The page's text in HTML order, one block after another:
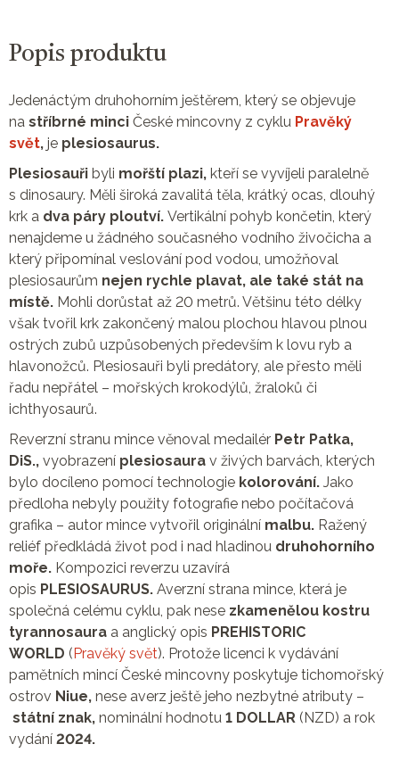
Popis produktu
Jedenáctým druhohorním ještěrem, který se objevuje
na stříbrné minci České mincovny z cyklu Pravěký
svět, je plesiosaurus.
Plesiosauři byli mořští plazi, kteří se vyvíjeli paralelně
s dinosaury. Měli široká zavalitá těla, krátký ocas, dlouhý
krk a dva páry ploutví. Vertikální pohyb končetin, který
nenajdeme u žádného současného vodního živočicha a
který připomínal veslování pod vodou, umožňoval
plesiosaurům nejen rychle plavat, ale také stát na
místě. Mohli dorůstat až 20 metrů. Většinu této délky
však tvořil krk zakončený malou plochou hlavou plnou
ostrých zubů uzpůsobených především k lovu ryb a
hlavonožců. Plesiosauři byli predátory, ale přesto měli
řadu nepřátel – mořských krokodýlů, žraloků či
ichthyosaurů.
Reverzní stranu mince věnoval medailér Petr Patka,
DiS., vyobrazení plesiosaura v živých barvách, kterých
bylo docíleno pomocí technologie kolorování. Jako
předloha nebyly použity fotografie nebo počítačová
grafika – autor mince vytvořil originální malbu. Ražený
reliéf předkládá život pod i nad hladinou druhohorního
moře. Kompozici reverzu uzavírá
opis PLESIOSAURUS. Averzní strana mince, která je
společná celému cyklu, pak nese zkamenělou kostru
tyrannosaura a anglický opis PREHISTORIC
WORLD (Pravěký svět). Protože licenci k vydávání
pamětních mincí České mincovny poskytuje tichomořský
ostrov Niue, nese averz ještě jeho nezbytné atributy –
státní znak, nominální hodnotu 1 DOLLAR (NZD) a rok
vydání 2024.